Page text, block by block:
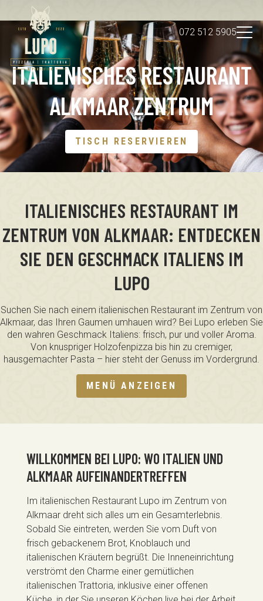
072 512 5905
Über uns
Eindruck
Tisch reservieren
DE
ITALIENISCHES RESTAURANT
ALKMAAR ZENTRUM
TISCH RESERVIEREN
ITALIENISCHES RESTAURANT IM
ZENTRUM VON ALKMAAR: ENTDECKEN
SIE DEN GESCHMACK ITALIENS IM
LUPO
Suchen Sie nach einem italienischen Restaurant im Zentrum von
Alkmaar, das Ihren Gaumen umhauen wird? Bei Lupo erleben Sie
den wahren Geschmack Italiens: frisch, pur und voller Aroma.
Von knuspriger Holzofenpizza bis hin zu cremiger,
hausgemachter Pasta – hier steht der Genuss im Vordergrund.
MENÜ ANZEIGEN
WILLKOMMEN BEI LUPO: WO ITALIEN UND
ALKMAAR AUFEINANDERTREFFEN
Im italienischen Restaurant Lupo im Zentrum von
Alkmaar dreht sich alles um ein Gesamterlebnis.
Sobald Sie eintreten, werden Sie vom Duft von
frisch gebackenem Brot, Knoblauch und
italienischen Kräutern begrüßt. Die Inneneinrichtung
verströmt den Charme einer gemütlichen
italienischen Trattoria, inklusive einer offenen